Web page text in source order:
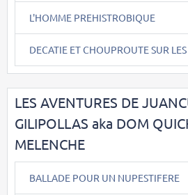
L'HOMME PREHISTROBIQUE
DECATIE ET CHOUPROUTE SUR LES
LES AVENTURES DE
GILIPOLLAS aka DOM
MELENCHE
BALLADE POUR UN NUPESTIFERE